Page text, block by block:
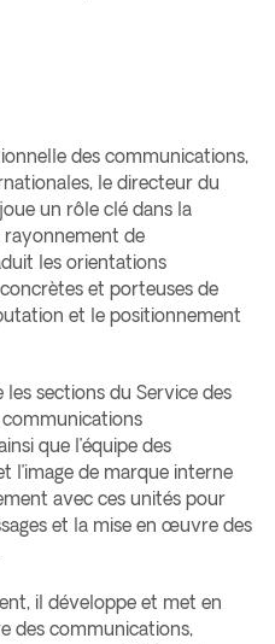
des communications,
le directeur du
un rôle clé dans la
rayonnement de
les orientations
et porteuses de
et le positionnement
sections du Service des
que l’équipe des
l’image de marque interne
avec ces unités pour
et la mise en œuvre des
il développe et met en
des communications,